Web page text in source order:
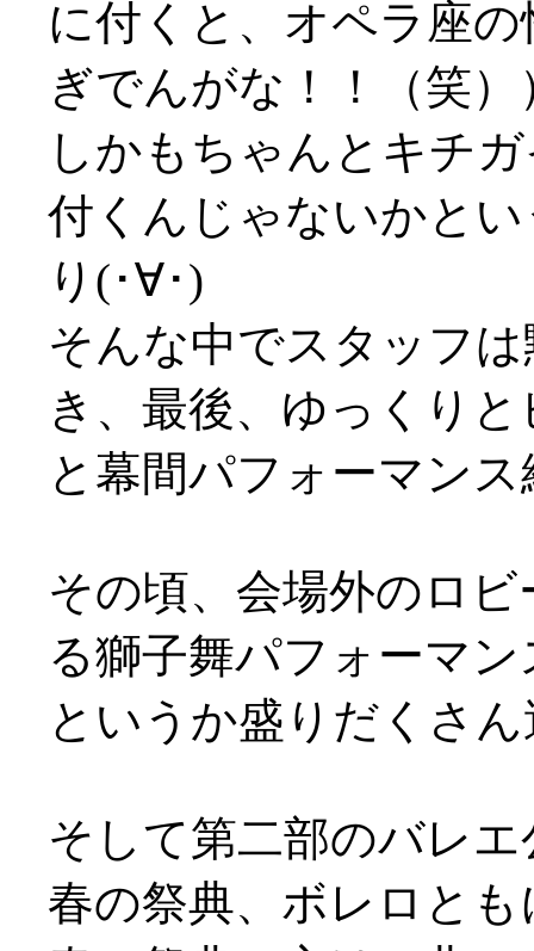
に付くと、オペラ座
ぎでんがな！！（笑）
しかもちゃんとキチ
付くんじゃないかと
り(･∀･)
そんな中でスタッフ
き、最後、ゆっくり
と幕間パフォーマン
その頃、会場外のロ
る獅子舞パフォーマ
というか盛りだくさ
そして第二部のバレエ
春の祭典、ボレロと